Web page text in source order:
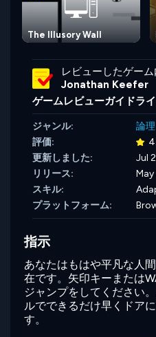
The Illusory Wall
レビューしたゲーム
Jonathan Keefer
ゲームレビューガイドラ
ジャンル: 論理
評価:
更新しました:
Jul
リリース:
May
スキル:
プラットフォーム:
指示
あなたはもはや平凡な人
在です。矢印キーまたは
ジャンプをしてください
ルでできるだけ早くドア
す。